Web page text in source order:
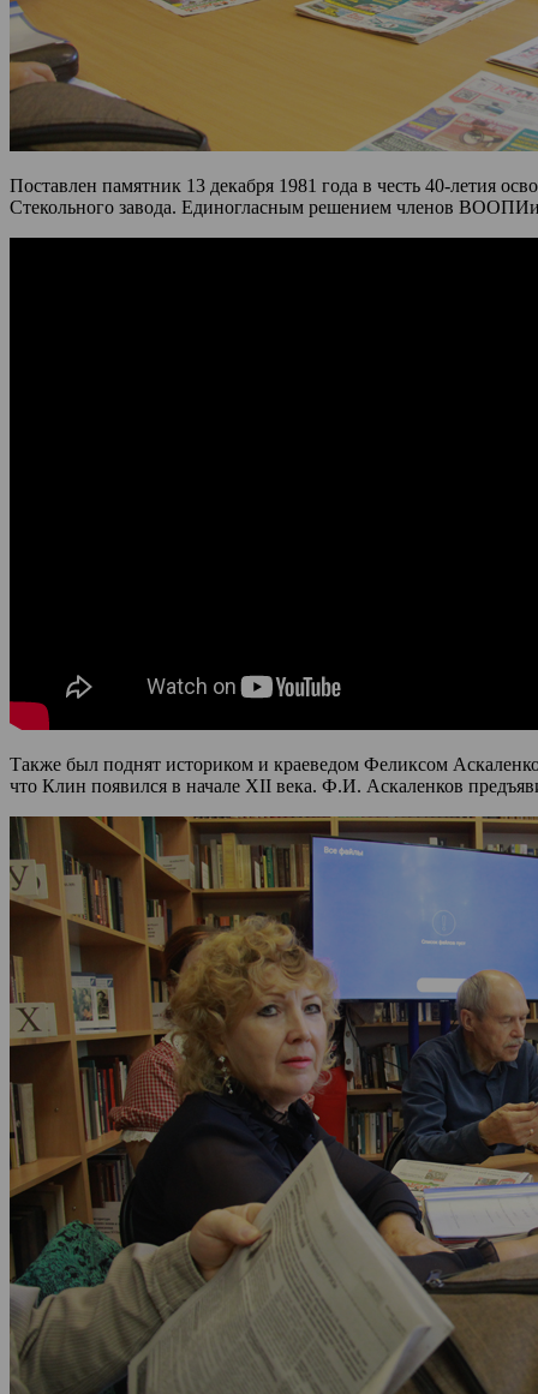
Поставлен памятник 13 декабря 1981 года в честь 40-летия
Стекольного завода. Единогласным решением членов
Также был поднят историком и краеведом Феликсом
что Клин появился в начале XII века. Ф.И. Аскаленков